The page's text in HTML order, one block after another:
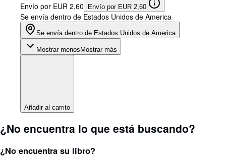
Envío por EUR 2,60 Envío por EUR 2,60
Se envía dentro de Estados Unidos de America
Se envía dentro de Estados Unidos de America
Mostrar menosMostrar más
Añadir al carrito
¿No encuentra lo que está buscando?
¿No encuentra su libro?